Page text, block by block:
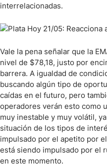
interrelacionadas.
Vale la pena señalar que la
nivel de $78,18, justo por
barrera. A igualdad de
buscando algún tipo de
caídas en el futuro, pero
operadores verán esto como
muy inestable y muy volátil,
situación de los tipos de
impulsado por el apetito por
está siendo impulsado por el
en este momento.